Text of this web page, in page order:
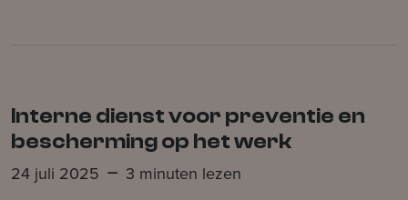
Interne dienst voor preventie en
bescherming op het werk
24 juli 2025
3 minuten lezen